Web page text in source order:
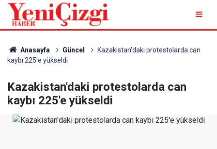
Anasayfa Güncel
Kazakistan'daki protestolarda can
kaybı 225'e yükseldi
Kazakistan'daki protestolarda can
kaybı 225'e yükseldi